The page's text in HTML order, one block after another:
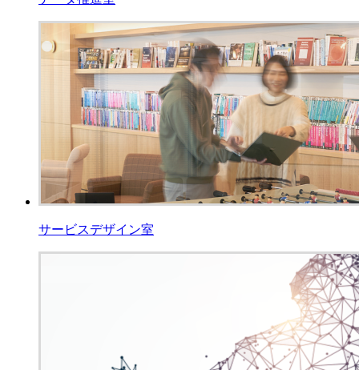
サービスデザイン室